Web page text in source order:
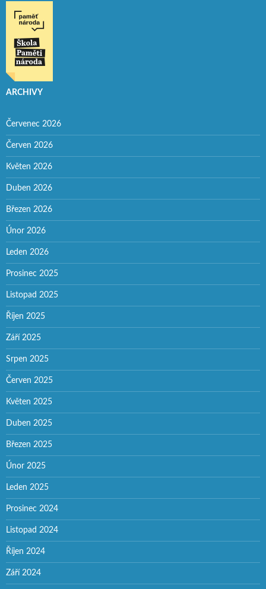
ARCHIVY
Červenec 2026
Červen 2026
Květen 2026
Duben 2026
Březen 2026
Únor 2026
Leden 2026
Prosinec 2025
Listopad 2025
Říjen 2025
Září 2025
Srpen 2025
Červen 2025
Květen 2025
Duben 2025
Březen 2025
Únor 2025
Leden 2025
Prosinec 2024
Listopad 2024
Říjen 2024
Září 2024